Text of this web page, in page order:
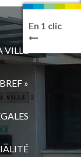
En 1 clic
»